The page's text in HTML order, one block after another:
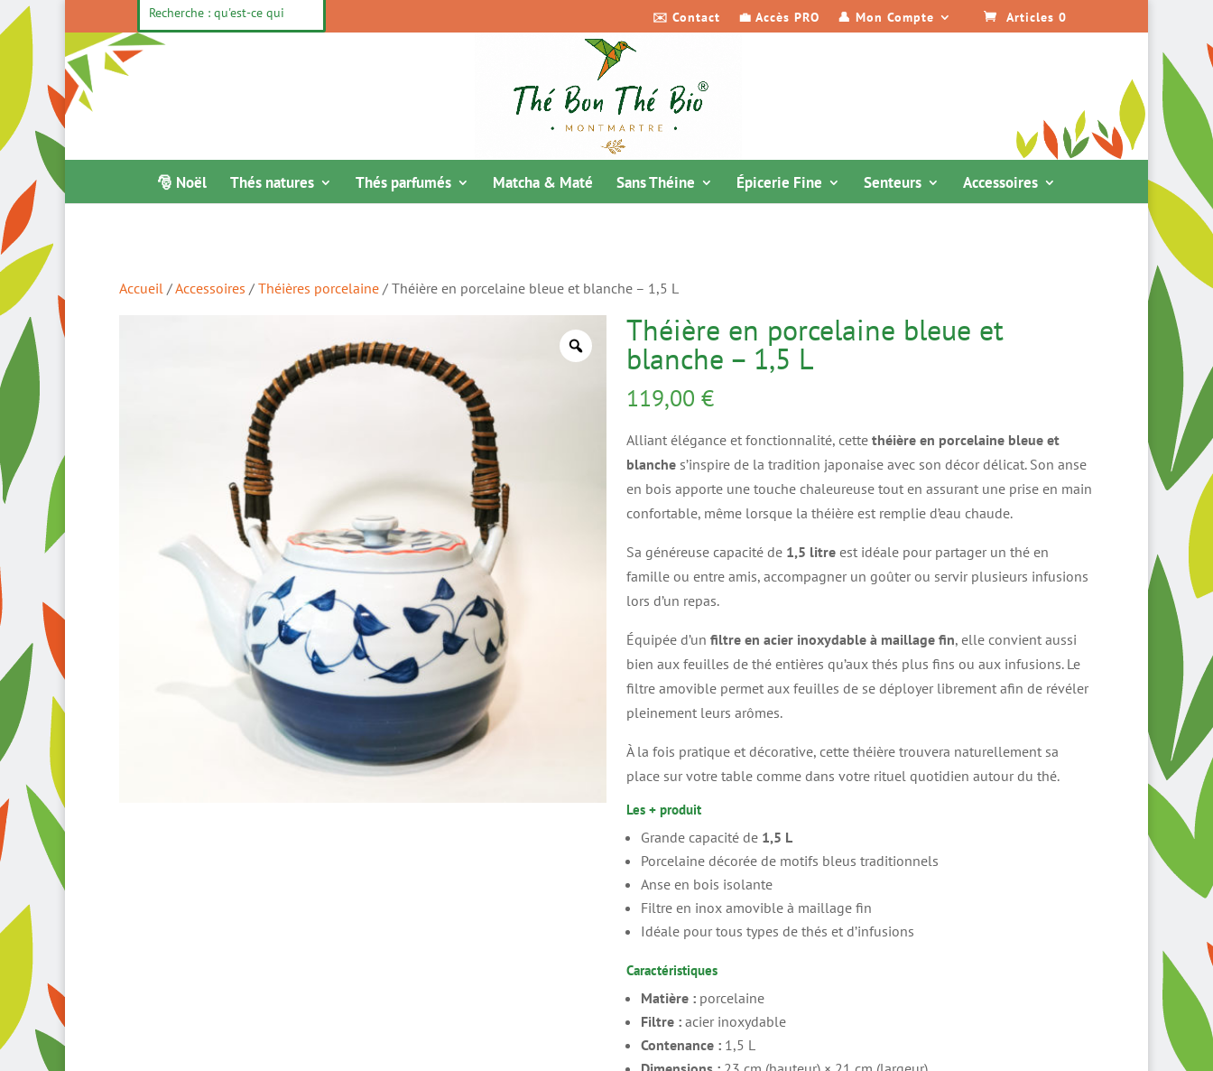
✉️ Contact 💼 Accès PRO 👤 Mon Compte Articles 0
🎅 Noël Thés natures Thés parfumés Matcha & Maté Sans Théine Épicerie Fine Senteurs Accessoires
Accueil /Accessoires / Théières porcelaine / Théière en porcelaine bleue et blanche – 1,5 L
Théière en porcelaine bleue et
blanche – 1,5 L
119,00 €
Alliant élégance et fonctionnalité, cette théière en porcelaine bleue et
blanches’inspire de la tradition japonaise avec son décor délicat. Son anse
en bois apporte une touche chaleureuse tout en assurant une prise en main
confortable, même lorsque la théière est remplie d’eau chaude.
Sa généreuse capacité de 1,5 litreest idéale pour partager un thé en
famille ou entre amis, accompagner un goûter ou servir plusieurs infusions
lors d’un repas.
Équipée d’un filtre en acier inoxydable à maillage fin, elle convient aussi
bien aux feuilles de thé entières qu’aux thés plus fins ou aux infusions. Le
filtre amovible permet aux feuilles de se déployer librement afin de révéler
pleinement leurs arômes.
À la fois pratique et décorative, cette théière trouvera naturellement sa
place sur votre table comme dans votre rituel quotidien autour du thé.
Les + produit
Grande capacité de 1,5 L
Porcelaine décorée de motifs bleus traditionnels
Anse en bois isolante
Filtre en inox amovible à maillage fin
Idéale pour tous types de thés et d’infusions
Caractéristiques
Matière :porcelaine
Filtre :acier inoxydable
Contenance :1,5 L